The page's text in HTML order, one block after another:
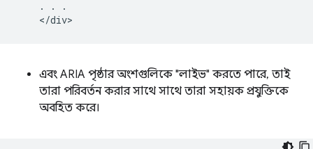
    . . .
এবং ARIA পৃষ্ঠার অংশগুলিকে "লাইভ" করতে পারে, তাই
তারা পরিবর্তন করার সাথে সাথে তারা সহায়ক প্রযুক্তিকে
অবহিত করে।